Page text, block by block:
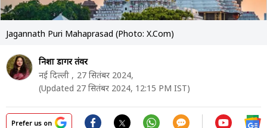
Jagannath Puri Mahaprasad (Photo: X.Com)
निशा डागर तंवर
नई दिल्ली , 27 सितंबर 2024,
(Updated 27 सितंबर 2024, 12:15 PM IST)
Prefer us on